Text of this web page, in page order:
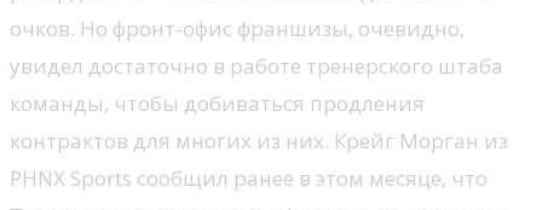
очков. Но фронт-офис франшизы, очевидно,
увидел достаточно в работе тренерского штаба
команды, чтобы добиваться продления
контрактов для многих из них. Крейг Морган из
PHNX Sports сообщил ранее в этом месяце, что